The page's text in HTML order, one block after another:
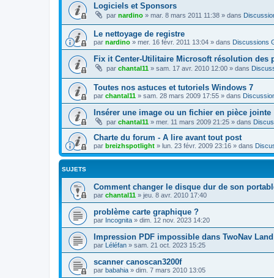
Logiciels et Sponsors
par nardino » mar. 8 mars 2011 11:38 » dans
Le nettoyage de registre
par nardino » mer. 16 févr. 2011 13:04 » dans Discussions
Fix it Center-Utilitaire Microsoft résolution des
par chantal11 » sam. 17 avr. 2010 12:00 » dans
Toutes nos astuces et tutoriels Windows 7
par chantal11 » sam. 28 mars 2009 17:55 » dans
Insérer une image ou un fichier en pièce jointe
par chantal11 » mer. 11 mars 2009 21:25 » dans
Charte du forum - A lire avant tout post
par breizhspotlight » lun. 23 févr. 2009 23:16 » dans
SUJETS
Comment changer le disque dur de son
par chantal11 » jeu. 8 avr. 2010 17:40
problème carte graphique ?
par Incognita » dim. 12 nov. 2023 14:20
Impression PDF impossible dans TwoNav
par Léléfan » sam. 21 oct. 2023 15:25
scanner canoscan3200f
par babahia » dim. 7 mars 2010 13:05